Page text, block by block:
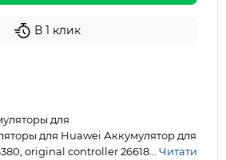
В 1 клик
для
для Huawei Аккумулятор для
original controller 26618... Читати